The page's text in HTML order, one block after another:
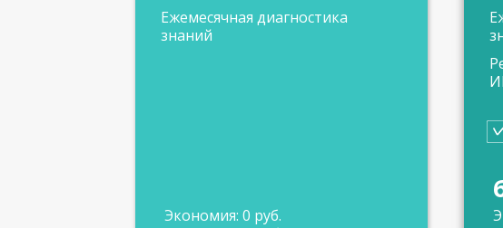
Ежемесячная диагностика
знаний
Экономия: 0 руб.